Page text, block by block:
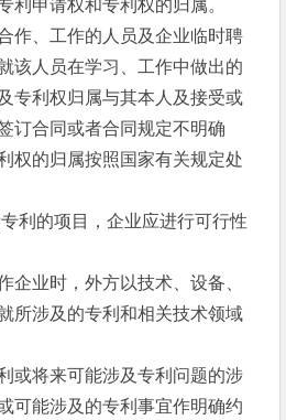
利申请权和专利权的归属。
作、工作的人员及企业临时聘
该人员在学习、工作中做出的
专利权归属与其本人及接受或
订合同或者合同规定不明确
权的归属按照国家有关规定处
利的项目，企业应进行可行性
企业时，外方以技术、设备、
所涉及的专利和相关技术领域
或将来可能涉及专利问题的涉
可能涉及的专利事宜作明确约